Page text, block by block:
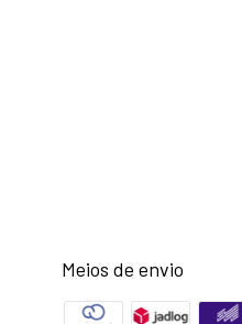
Meios de envio